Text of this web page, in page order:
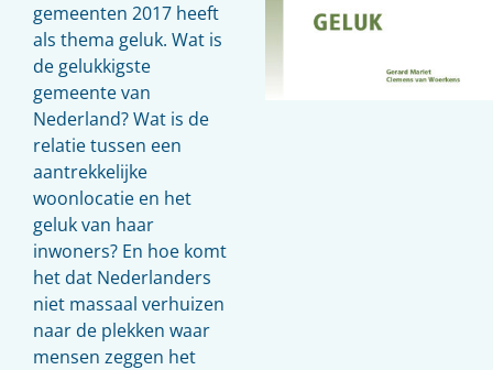
gemeenten 2017 heeft
als thema geluk. Wat is
de gelukkigste
gemeente van
Nederland? Wat is de
relatie tussen een
aantrekkelijke
woonlocatie en het
geluk van haar
inwoners? En hoe komt
het dat Nederlanders
niet massaal verhuizen
naar de plekken waar
mensen zeggen het